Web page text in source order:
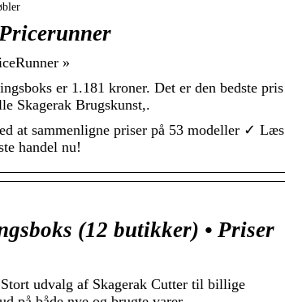
»
er 1.181 kroner. Det er den bedste pris
Skagerak Brugskunst,.
at sammenligne priser på 53 modeller ✓ Læs
handel nu!
(12 butikker) • Priser
udvalg af Skagerak Cutter til billige